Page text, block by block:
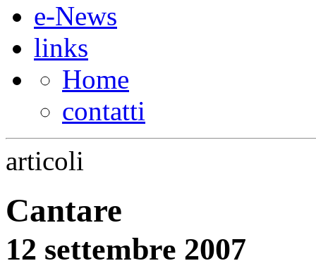
e-News
links
Home
contatti
articoli
Cantare
12 settembre 2007